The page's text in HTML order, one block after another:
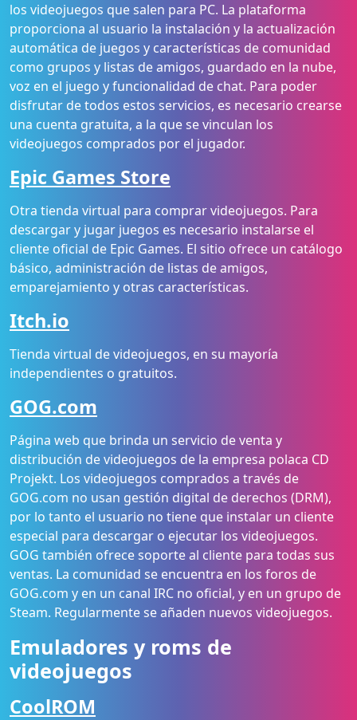
los videojuegos que salen para PC. La plataforma
proporciona al usuario la instalación y la actualización
automática de juegos y características de comunidad
como grupos y listas de amigos, guardado en la nube,
voz en el juego y funcionalidad de chat. Para poder
disfrutar de todos estos servicios, es necesario crearse
una cuenta gratuita, a la que se vinculan los
videojuegos comprados por el jugador.
Epic Games Store
Otra tienda virtual para comprar videojuegos. Para
descargar y jugar juegos es necesario instalarse el
cliente oficial de Epic Games. El sitio ofrece un catálogo
básico, administración de listas de amigos,
emparejamiento y otras características.
Itch.io
Tienda virtual de videojuegos, en su mayoría
independientes o gratuitos.
GOG.com
Página web que brinda un servicio de venta y
distribución de videojuegos de la empresa polaca CD
Projekt. Los videojuegos comprados a través de
GOG.com no usan gestión digital de derechos (DRM),
por lo tanto el usuario no tiene que instalar un cliente
especial para descargar o ejecutar los videojuegos.
GOG también ofrece soporte al cliente para todas sus
ventas. La comunidad se encuentra en los foros de
GOG.com y en un canal IRC no oficial, y en un grupo de
Steam. Regularmente se añaden nuevos videojuegos.
Emuladores y roms de
videojuegos
CoolROM